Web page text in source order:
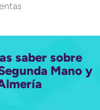
saber sobre
Mano y